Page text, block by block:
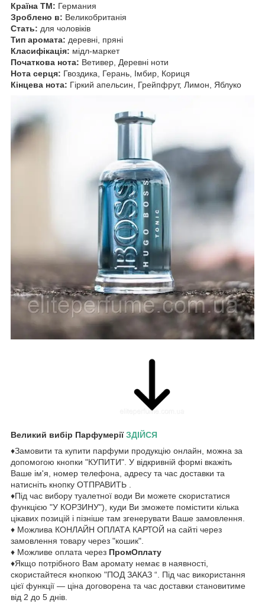
Країна ТМ: Германия
Зроблено в: Великобританія
Стать: для чоловіків
Тип аромата: деревні, пряні
Класифікація: мідл-маркет
Початкова нота: Ветивер, Деревні ноти
Нота серця: Гвоздика, Герань, Імбир, Кориця
Кінцева нота: Гіркий апельсин, Грейпфрут, Лимон, Яблуко
Великий вибір ПарфумеріїЗДІЙСЯ
♦Замовити та купити парфуми продукцію онлайн, можна за
допомогою кнопки "КУПИТИ". У відкривній формі вкажіть
Ваше ім'я, номер телефона, адресу та час доставки та
натисніть кнопку ОТПРАВИТЬ .
♦Під час вибору туалетної води Ви можете скористатися
функцією "У КОРЗИНУ"), куди Ви зможете помістити кілька
цікавих позицій і пізніше там згенерувати Ваше замовлення.
♦ Можлива КОНЛАЙН ОПЛАТА КАРТОЙ на сайті через
замовлення товару через "кошик".
♦ Можливе оплата через ПромОплату
♦Якщо потрібного Вам аромату немає в наявності,
скористайтеся кнопкою "ПОД ЗАКАЗ “. Під час використання
цієї функції — ціна договорена та час доставки становитиме
від 2 до 5 днів.